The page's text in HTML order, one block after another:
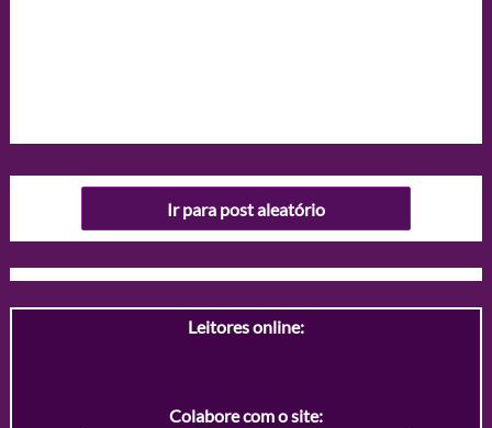
Ir para post aleatório
Leitores online:
Colabore com o site: